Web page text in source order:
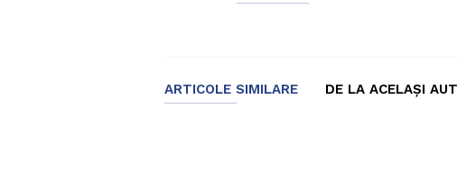
ARTICOLE SIMILARE DE LA ACELAȘI